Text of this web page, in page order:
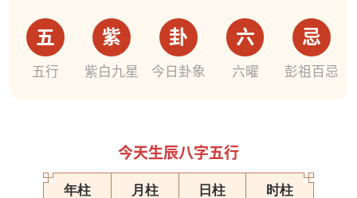
五
五行
紫
紫白九星
卦
今日卦象
六
六曜
忌
彭祖百忌
今天生辰八字五行
年柱 月柱 日柱 时柱